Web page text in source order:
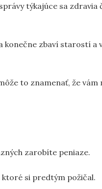
týkajúce sa zdravia
konečne zbaví starostí a
to znamenať, že vám
zarobíte peniaze.
ktoré si predtým požičal.